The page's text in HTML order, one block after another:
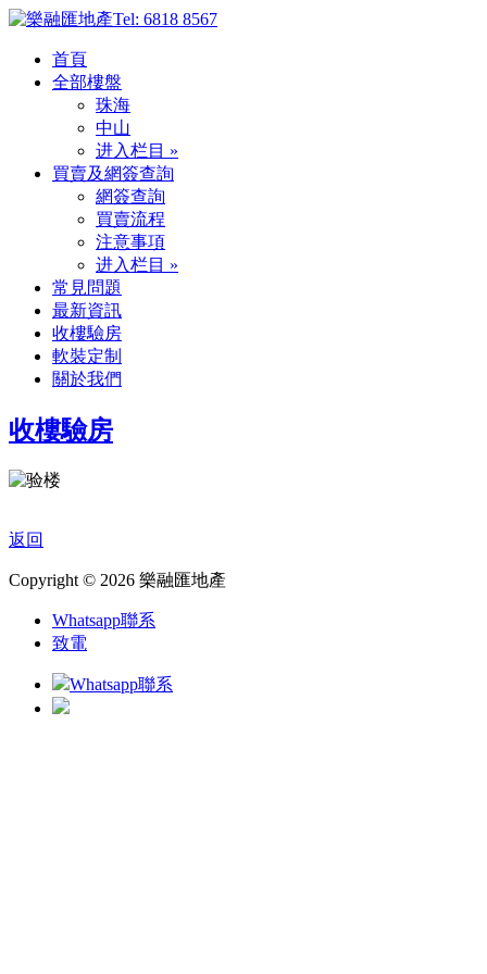
Tel: 6818 8567
首頁
全部樓盤
珠海
中山
进入栏目 »
買賣及網簽查詢
網簽查詢
買賣流程
注意事項
进入栏目 »
常見問題
最新資訊
收樓驗房
軟裝定制
關於我們
收樓驗房
返回
Copyright © 2026 樂融匯地產
Whatsapp聯系
致電
Whatsapp聯系